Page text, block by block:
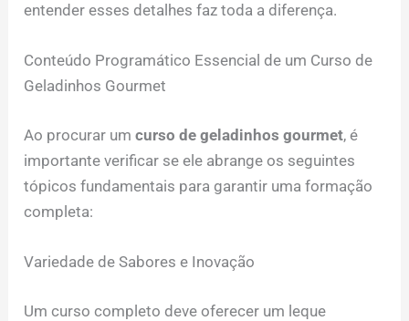
entender esses detalhes faz toda a diferença.
Conteúdo Programático Essencial de um Curso de
Geladinhos Gourmet
Ao procurar umcurso de geladinhos gourmet, é
importante verificar se ele abrange os seguintes
tópicos fundamentais para garantir uma formação
completa:
Variedade de Sabores e Inovação
Um curso completo deve oferecer um leque